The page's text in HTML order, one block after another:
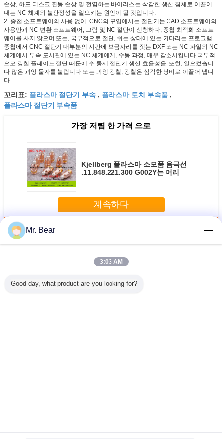
손상, 하드 디스크 진동 손상 및 전염하는 바이러스는 삭감한 생산 침체로 이끌어
내는 NC 체계의 불안정성을 일으키는 원인이 될 것입니다.
2. 중첩 소프트웨어의 사용 없이: CNC의 구입에서는 절단기는 CAD 소프트웨어의
사용만과 NC 변환 소프트웨어, 그림 및 NC 절단이 신청하다, 중첩 최적화 소프트
웨어를 사지 않으며 또는, 국부적으로 절단, 쉬는 상태에 있는 기다리는 프로그램
중첩에서 CNC 절단기 대부분의 시간에 보금자리를 짓는 DXF 또는 NC 파일의 NC
체계에서 부속 도서관에 있는 NC 체계에게, 수동 과정, 매우 감소시킵니다 국부적
으로 강철 플레이트 절단 때문에 수 통제 절단기 생산 효율성을, 또한, 일으켰습니
다 많은 과잉 물자를 불립니다 또는 과잉 강철, 강철은 심각한 낭비로 이끌어 냅니
다.
꼬리표: 플라스마 절단기 부속 , 플라스마 토치 부속품 ,
플라스마 절단기 부속품
가장 저렴 한 가격 으로
Kjellberg 플라스마 소모품 음극선
.11.848.221.300 G002Y는 머리
계속하다
더 많은 것Kjellberg 플라스마 기계 소모품
Kjellberg HiFocus
플라스마 소모품
Mr. Bear
3:03 AM
Good day, what product are you looking for?